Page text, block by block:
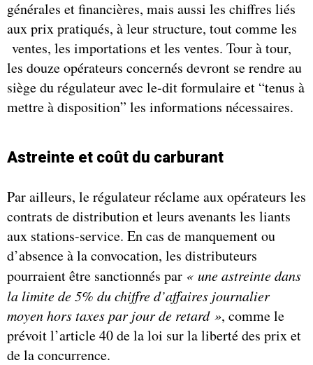
générales et financières, mais aussi les chiffres liés
aux prix pratiqués, à leur structure, tout comme les
ventes, les importations et les ventes. Tour à tour,
les douze opérateurs concernés devront se rendre au
siège du régulateur avec le-dit formulaire et “tenus à
mettre à disposition” les informations nécessaires.
Astreinte et coût du carburant
Par ailleurs, le régulateur réclame aux opérateurs les
contrats de distribution et leurs avenants les liants
aux stations-service. En cas de manquement ou
d’absence à la convocation, les distributeurs
pourraient être sanctionnés par « une astreinte dans
la limite de 5% du chiffre d’affaires journalier
moyen hors taxes par jour de retard », comme le
prévoit l’article 40 de la loi sur la liberté des prix et
de la concurrence.